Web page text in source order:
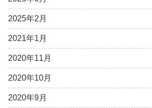
2025年2月
2021年1月
2020年11月
2020年10月
2020年9月